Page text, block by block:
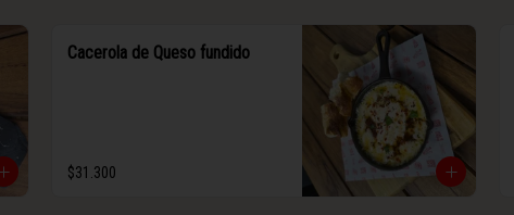
Cacerola de Queso fundido
$31.300